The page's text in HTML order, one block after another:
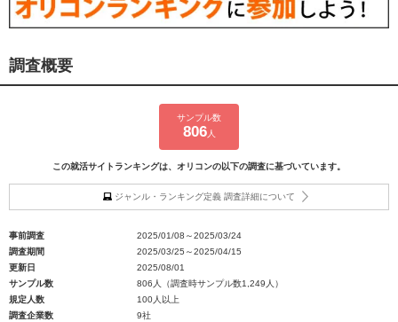
調査概要
サンプル数
806人
この就活サイトランキングは、オリコンの以下の調査に基づいています。
ジャンル・ランキング定義 調査詳細について
事前調査
2025/01/08～2025/03/24
調査期間
2025/03/25～2025/04/15
更新日
2025/08/01
サンプル数
806人（調査時サンプル数1,249人）
規定人数
100人以上
調査企業数
9社